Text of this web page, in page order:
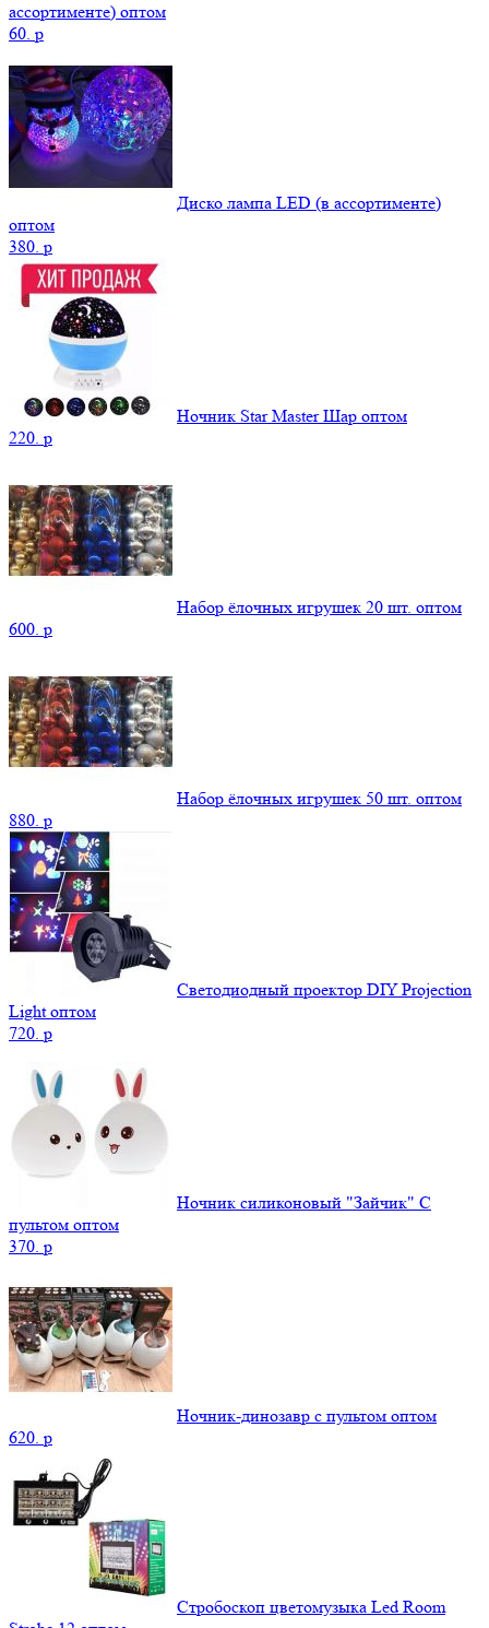
ассортименте) оптом
60. p
Диско лампа LED (в ассортименте)
оптом
380. p
Ночник Star Master Шар оптом
220. p
Набор ёлочных игрушек 20 шт. оптом
600. p
Набор ёлочных игрушек 50 шт. оптом
880. p
Светодиодный проектор DIY Projection
Light оптом
720. p
Ночник силиконовый "Зайчик" С
пультом оптом
370. p
Ночник-динозавр с пультом оптом
620. p
Стробоскоп цветомузыка Led Room